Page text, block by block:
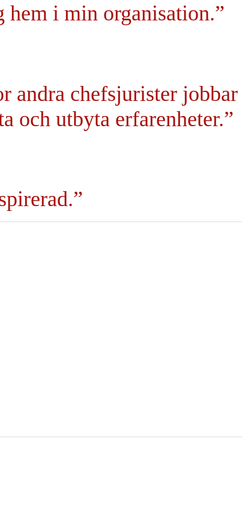
hem i min organisation.”
chefsjurister
och utbyta erfarenheter.”